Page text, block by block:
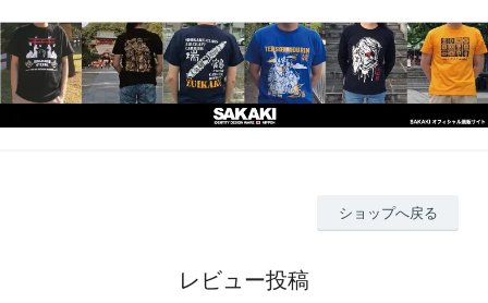
ショップへ戻る
レビュー投稿